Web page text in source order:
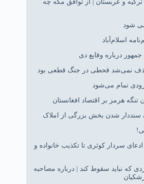
شود
اسلام‌آباد
درباره وقایع دی
نمی‌شد قحطی در جنگ قطعی بود
تمام می‌شود
هرمز بر اقتصاد افغانستان
سنددار شدن بخش بزرگی از املاک
سردار کوثری تا تکذیب خانواده و
که نباید سقوط کند | درباره مصاحبه